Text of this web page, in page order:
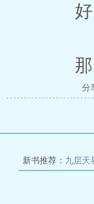
好
那
分
新书推荐： 九层天